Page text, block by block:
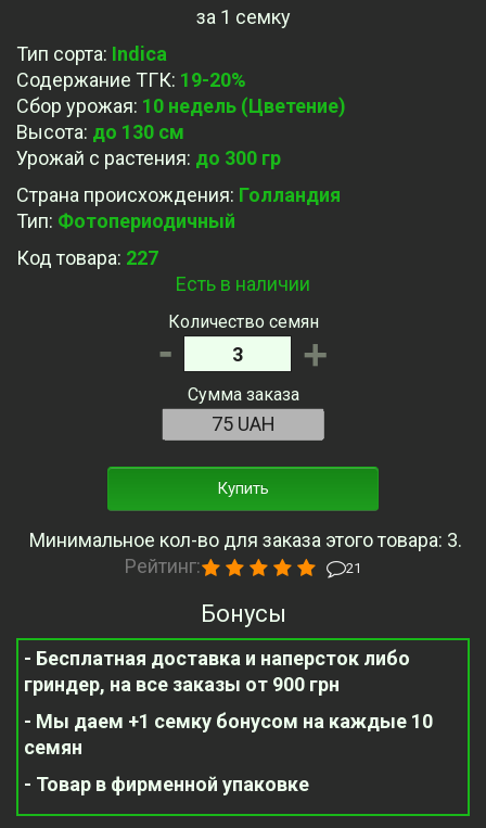
за 1 семку
Тип сорта: Indica
Содержание ТГК: 19-20%
Сбор урожая: 10 недель (Цветение)
Высота: до 130 см
Урожай с растения: до 300 гр
Страна происхождения: Голландия
Тип: Фотопериодичный
Код товара: 227
Есть в наличии
Количество семян
- +
Сумма заказа
Купить
Минимальное кол-во для заказа этого товара: 3.
Рейтинг:
21
Бонусы
- Бесплатная доставка и наперсток либо
гриндер, на все заказы от 900 грн
- Мы даем +1 семку бонусом на каждые 10
семян
- Товар в фирменной упаковке